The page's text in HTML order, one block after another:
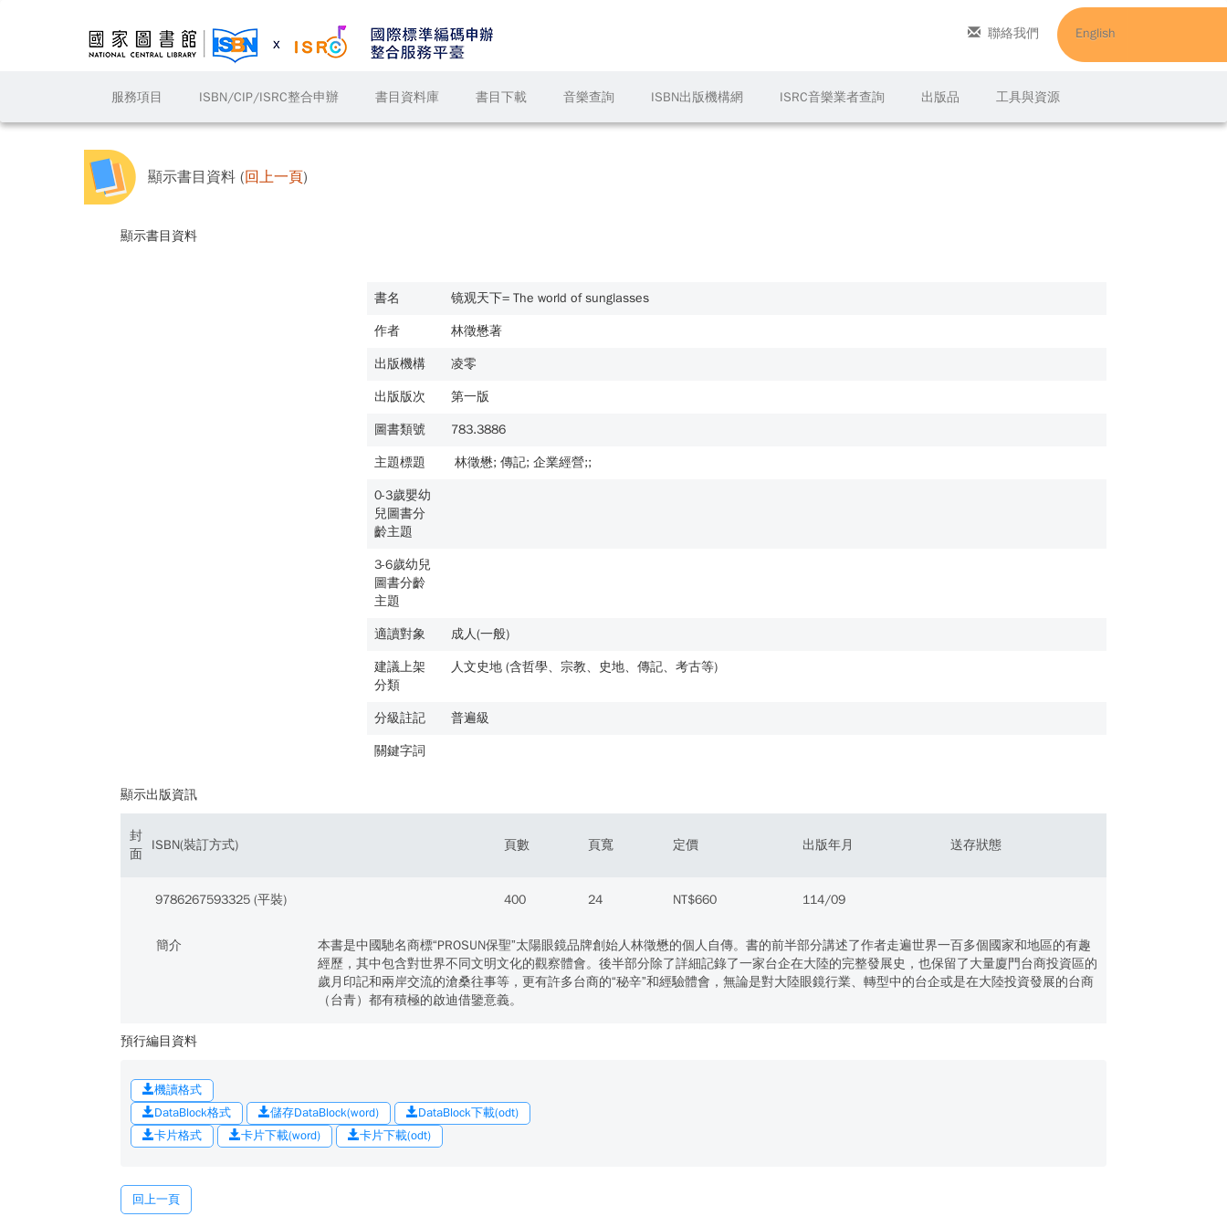
服務項目 ISBN/CIP/ISRC整合申辦 書目資料庫 書目下載 音樂查詢 ISBN出版機構網 ISRC音樂業者查詢 出版品 工具與資源
聯絡我們 English
顯示書目資料 (回上一頁)
顯示書目資料
書名 镜观天下= The world of sunglasses
作者 林徵懋著
出版機構 凌零
出版版次 第一版
圖書類號 783.3886
主題標題 林徵懋; 傳記; 企業經營;;
0-3歲嬰幼
兒圖書分
齡主題
3-6歲幼兒
圖書分齡
主題
適讀對象 成人(一般)
建議上架
分類
人文史地 (含哲學、宗教、史地、傳記、考古等)
分級註記 普遍級
關鍵字詞
顯示出版資訊
封
面
ISBN(裝訂方式) 頁數 頁寬 定價 出版年月 送存狀態
9786267593325 (平裝) 400 24 NT$660 114/09
簡介
本書是中國馳名商標“PROSUN保聖”太陽眼鏡品牌創始人林徵懋的個人自傳。書的前半部分講述了作者走遍世界一百多個國家和地區的有趣
經歷，其中包含對世界不同文明文化的觀察體會。後半部分除了詳細記錄了一家台企在大陸的完整發展史，也保留了大量廈門台商投資區的
歲月印記和兩岸交流的滄桑往事等，更有許多台商的“秘辛”和經驗體會，無論是對大陸眼鏡行業、轉型中的台企或是在大陸投資發展的台商
（台青）都有積極的啟迪借鑒意義。
預行編目資料
機讀格式
DataBlock格式
儲存DataBlock(word)
DataBlock下載(odt)
卡片格式
卡片下載(word) 卡片下載(odt)
回上一頁